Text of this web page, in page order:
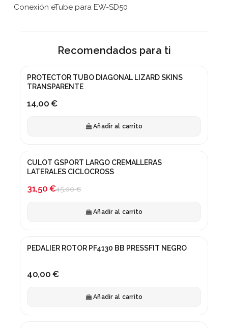
Conexión eTube para EW-SD50
Recomendados para ti
PROTECTOR TUBO DIAGONAL LIZARD SKINS
TRANSPARENTE
14,00 €
Añadir al carrito
¡En oferta!
CULOT GSPORT LARGO CREMALLERAS
LATERALES CICLOCROSS
31,50 €45,00 €
Añadir al carrito
PEDALIER ROTOR PF4130 BB PRESSFIT NEGRO
40,00 €
Añadir al carrito